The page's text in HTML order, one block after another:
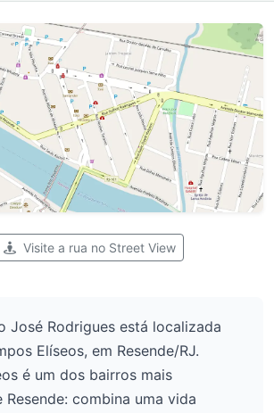
Visite a rua no Street View
José Rodrigues está localizada
Elíseos, em Resende/RJ.
é um dos bairros mais
combina uma vida